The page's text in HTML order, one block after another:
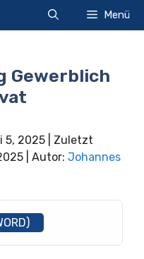
Menü
Gewerblich
5, 2025 | Zuletzt
| Autor: Johannes